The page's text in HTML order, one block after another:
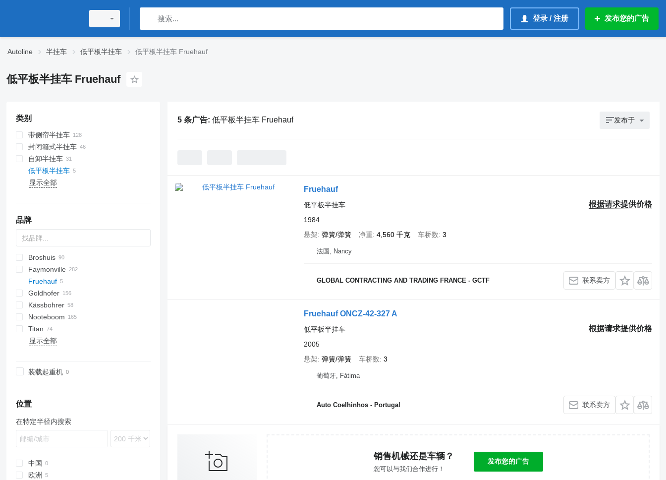
登录 / 注册 发布您的广告
Autoline 半挂车 低平板半挂车 低平板半挂车 Fruehauf
低平板半挂车 Fruehauf
类别
带侧帘半挂车
封闭箱式半挂车
自卸半挂车
低平板半挂车
显示全部
品牌
S44315CHC
PS
SFCL
S-series
KIS
NN
Broshuis
2 series
3 series
4 series
5 series
6 series
E series
BPDO
SG
P-series
19
37
Faymonville
MAX
Multi
SPZ
STBZ
STN
STZ
DTS
SDS
SZS
Fruehauf
Oplegger
Goldhofer
SPZ
STN
STPA
STZ
NTG
STTM3N
SDS-H
99981
TO
S-series
D-series
S-series
GTS
SD
Kässbohrer
LB
SLA
O-3
MAX100
MAC
MPG
MTS
T-series
Nooteboom
EURO
MCO
OVB
SXD
NPL
C70
Kaiser
EuroCompact
STB
S-series
TCH
4.SOU
Titan
GL
SP
SZ
S 327
NJ
OZ
显示全部
装载起重机
位置
在特定半径内搜索
中国
欧洲
5 条广告: 低平板半挂车 Fruehauf 发布于
Fruehauf
根据请求提供价格
低平板半挂车
1984
悬架 弹簧/弹簧 净重 4,560 千克 车桥数 3
法国, Nancy
GLOBAL CONTRACTING AND TRADING FRANCE - GCTF 联系卖方
Fruehauf ONCZ-42-327 A
根据请求提供价格
低平板半挂车
2005
悬架 弹簧/弹簧 车桥数 3
葡萄牙, Fátima
Auto Coelhinhos - Portugal 联系卖方
销售机械还是车辆？
您可以与我们合作进行！
发布您的广告